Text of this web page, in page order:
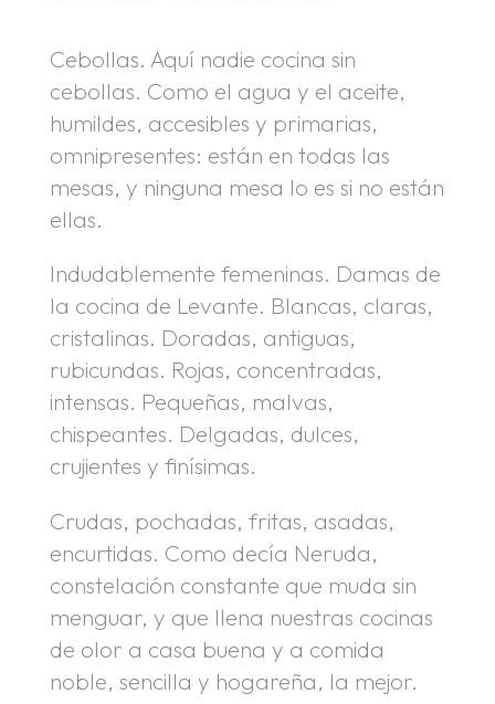
Cebollas. Aquí nadie cocina sin
cebollas. Como el agua y el aceite,
humildes, accesibles y primarias,
omnipresentes: están en todas las
mesas, y ninguna mesa lo es si no están
ellas.
Indudablemente femeninas. Damas de
la cocina de Levante. Blancas, claras,
cristalinas. Doradas, antiguas,
rubicundas. Rojas, concentradas,
intensas. Pequeñas, malvas,
chispeantes. Delgadas, dulces,
crujientes y finísimas.
Crudas, pochadas, fritas, asadas,
encurtidas. Como decía Neruda,
constelación constante que muda sin
menguar, y que llena nuestras cocinas
de olor a casa buena y a comida
noble, sencilla y hogareña, la mejor.